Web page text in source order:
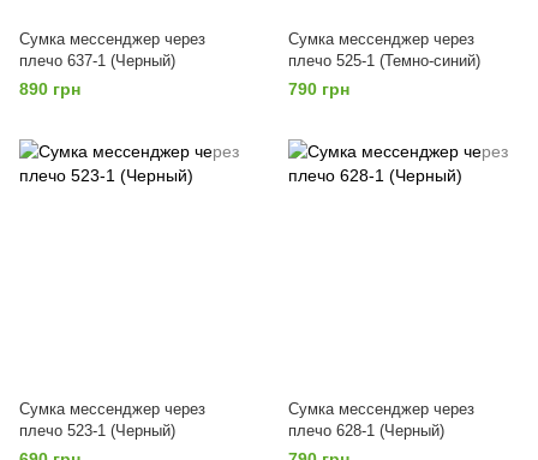
Сумка мессенджер через
плечо 637-1 (Черный)
890 грн
Сумка мессенджер через
плечо 525-1 (Темно-синий)
790 грн
Сумка мессенджер через
плечо 523-1 (Черный)
Сумка мессенджер через
плечо 628-1 (Черный)